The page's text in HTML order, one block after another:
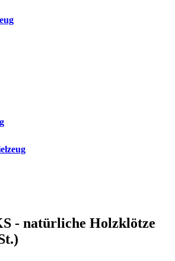
- natürliche Holzklötze